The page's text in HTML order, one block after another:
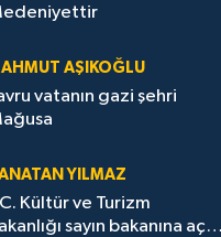
AŞIKOĞLU
vatanın gazi şehri
YILMAZ
Kültür ve Turizm
sayın bakanına açık